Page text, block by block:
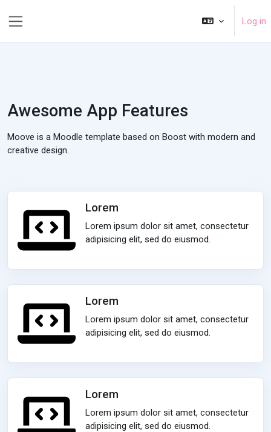
Log in
Awesome App Features
Moove is a Moodle template based on Boost with modern and
creative design.
Lorem
Lorem ipsum dolor sit amet, consectetur
adipisicing elit, sed do eiusmod.
Lorem
Lorem ipsum dolor sit amet, consectetur
adipisicing elit, sed do eiusmod.
Lorem
Lorem ipsum dolor sit amet, consectetur
adipisicing elit, sed do eiusmod.